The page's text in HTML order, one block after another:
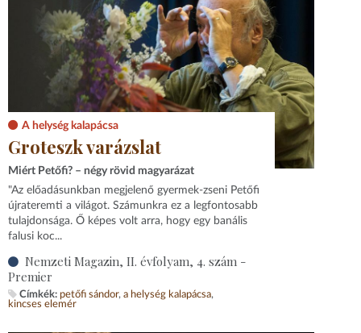
A helység kalapácsa
Groteszk varázslat
Miért Petőfi? – négy rövid magyarázat
"Az előadásunkban megjelenő gyermek-zseni Petőfi
újrateremti a világot. Számunkra ez a legfontosabb
tulajdonsága. Ő képes volt arra, hogy egy banális
falusi koc...
Nemzeti Magazin, II. évfolyam, 4. szám -
Premier
Címkék: petőfi sándor a helység kalapácsa
kincses elemér